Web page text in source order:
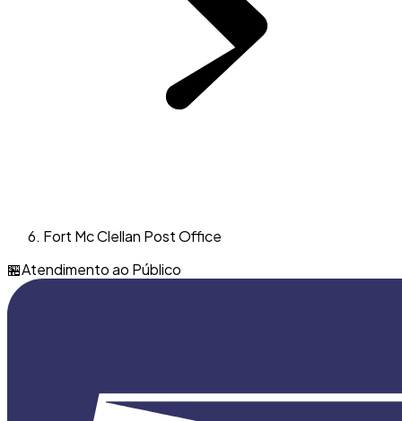
Fort Mc Clellan Post Office
🏪Atendimento ao Público